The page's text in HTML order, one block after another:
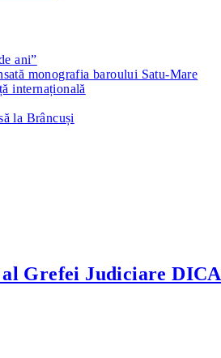
ani”
monografia baroului Satu-Mare
internațională
la Brâncuși
al Grefei Judiciare